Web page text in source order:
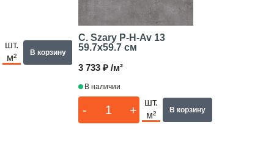
шт.
м²
В корзину
C. Szary P-H-Av 13
59.7x59.7 см
3 733 ₽ /м²
В наличии
- +
шт.
м²
В корзину